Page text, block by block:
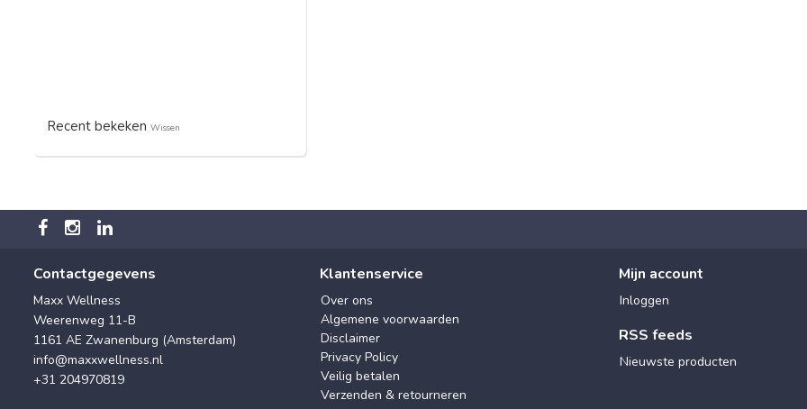
Recent bekeken Wissen
Contactgegevens
Maxx Wellness
Weerenweg 11-B
1161 AE Zwanenburg (Amsterdam)
info@maxxwellness.nl
+31 204970819
Klantenservice
Over ons
Algemene voorwaarden
Disclaimer
Privacy Policy
Veilig betalen
Verzenden & retourneren
Mijn account
Inloggen
RSS feeds
Nieuwste producten